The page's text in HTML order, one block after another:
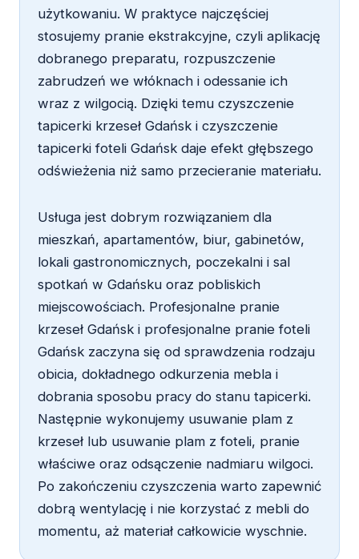
użytkowaniu. W praktyce najczęściej
stosujemy pranie ekstrakcyjne, czyli aplikację
dobranego preparatu, rozpuszczenie
zabrudzeń we włóknach i odessanie ich
wraz z wilgocią. Dzięki temu czyszczenie
tapicerki krzeseł Gdańsk i czyszczenie
tapicerki foteli Gdańsk daje efekt głębszego
odświeżenia niż samo przecieranie materiału.
Usługa jest dobrym rozwiązaniem dla
mieszkań, apartamentów, biur, gabinetów,
lokali gastronomicznych, poczekalni i sal
spotkań w Gdańsku oraz pobliskich
miejscowościach. Profesjonalne pranie
krzeseł Gdańsk i profesjonalne pranie foteli
Gdańsk zaczyna się od sprawdzenia rodzaju
obicia, dokładnego odkurzenia mebla i
dobrania sposobu pracy do stanu tapicerki.
Następnie wykonujemy usuwanie plam z
krzeseł lub usuwanie plam z foteli, pranie
właściwe oraz odsączenie nadmiaru wilgoci.
Po zakończeniu czyszczenia warto zapewnić
dobrą wentylację i nie korzystać z mebli do
momentu, aż materiał całkowicie wyschnie.